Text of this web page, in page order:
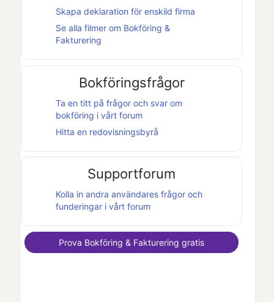
Skapa deklaration för enskild firma
Se alla filmer om Bokföring &
Fakturering
Bokföringsfrågor
Ta en titt på frågor och svar om
bokföring i vårt forum
Hitta en redovisningsbyrå
Supportforum
Kolla in andra användares frågor och
funderingar i vårt forum
Prova Bokföring & Fakturering gratis